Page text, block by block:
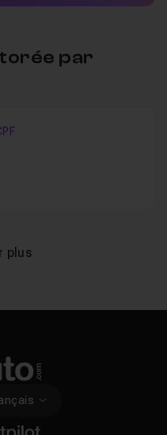
par
plus